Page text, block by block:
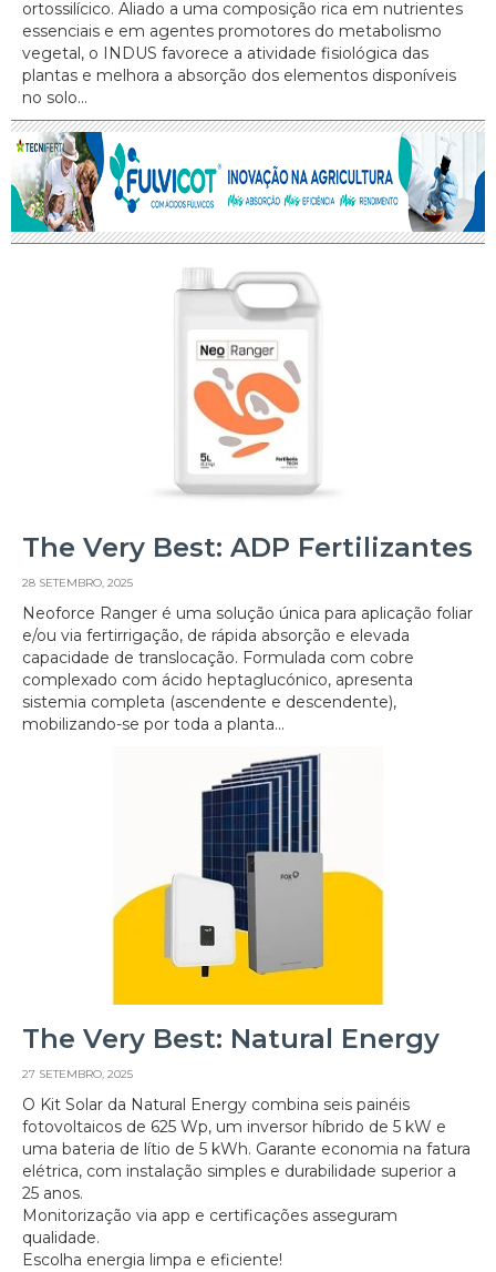
ortossilícico. Aliado a uma composição rica em nutrientes
essenciais e em agentes promotores do metabolismo
vegetal, o INDUS favorece a atividade fisiológica das
plantas e melhora a absorção dos elementos disponíveis
no solo...
The Very Best: ADP Fertilizantes
28 SETEMBRO, 2025
Neoforce Ranger é uma solução única para aplicação foliar
e/ou via fertirrigação, de rápida absorção e elevada
capacidade de translocação. Formulada com cobre
complexado com ácido heptaglucónico, apresenta
sistemia completa (ascendente e descendente),
mobilizando-se por toda a planta...
The Very Best: Natural Energy
27 SETEMBRO, 2025
O Kit Solar da Natural Energy combina seis painéis
fotovoltaicos de 625 Wp, um inversor híbrido de 5 kW e
uma bateria de lítio de 5 kWh. Garante economia na fatura
elétrica, com instalação simples e durabilidade superior a
25 anos.
Monitorização via app e certificações asseguram
qualidade.
Escolha energia limpa e eficiente!